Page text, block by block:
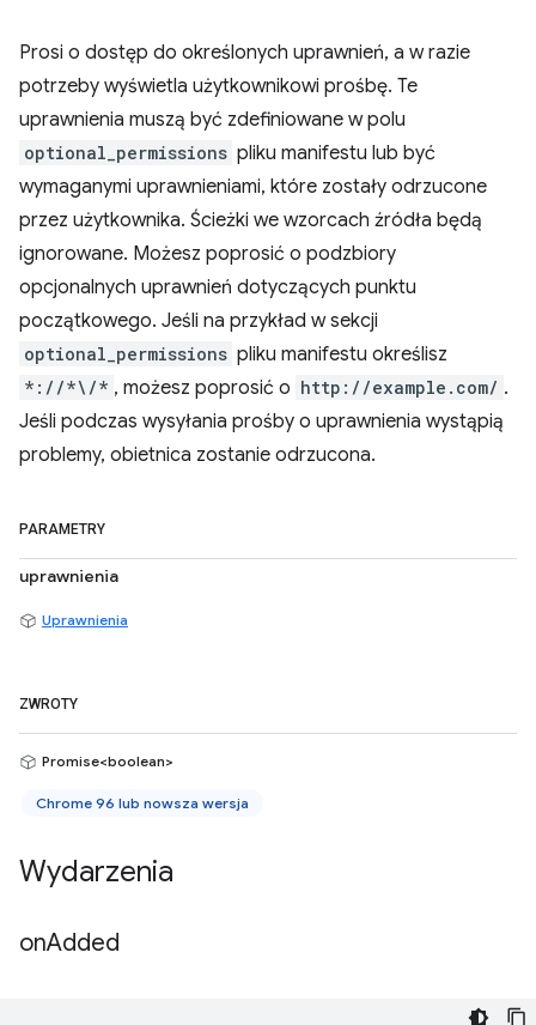
Prosi o dostęp do określonych uprawnień, a w razie
potrzeby wyświetla użytkownikowi prośbę. Te
uprawnienia muszą być zdefiniowane w polu
optional_permissions pliku manifestu lub być
wymaganymi uprawnieniami, które zostały odrzucone
przez użytkownika. Ścieżki we wzorcach źródła będą
ignorowane. Możesz poprosić o podzbiory
opcjonalnych uprawnień dotyczących punktu
początkowego. Jeśli na przykład w sekcji
optional_permissions pliku manifestu określisz
*://*\/* , możesz poprosić o http://example.com/ .
Jeśli podczas wysyłania prośby o uprawnienia wystąpią
problemy, obietnica zostanie odrzucona.
PARAMETRY
uprawnienia
Uprawnienia
ZWROTY
Promise<boolean>
Chrome 96 lub nowsza wersja
Wydarzenia
onAdded